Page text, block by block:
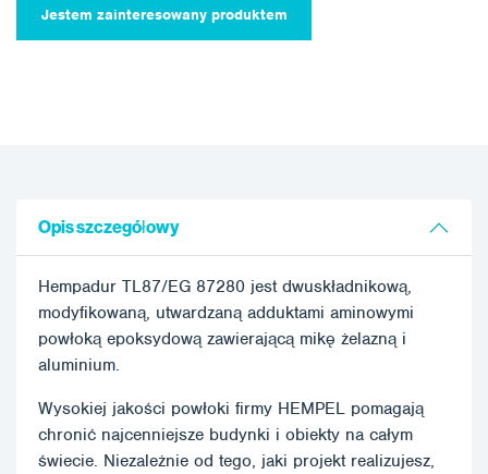
Jestem zainteresowany produktem
Opis szczegółowy
Hempadur TL87/EG 87280 jest dwuskładnikową,
modyfikowaną, utwardzaną adduktami aminowymi
powłoką epoksydową zawierającą mikę żelazną i
aluminium.
Wysokiej jakości powłoki firmy HEMPEL pomagają
chronić najcenniejsze budynki i obiekty na całym
świecie. Niezależnie od tego, jaki projekt realizujesz,